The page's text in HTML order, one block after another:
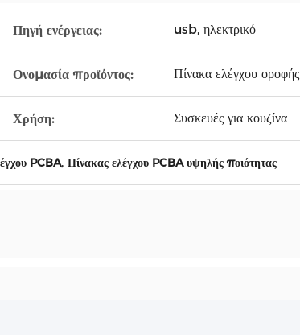
Πηγή ενέργειας: usb, ηλεκτρικό
Ονομασία προϊόντος: Πίνακα ελέγχου οροφής
Χρήση: Συσκευές για κουζίνα
PCBA, Πίνακας ελέγχου PCBA υψηλής ποιότητας